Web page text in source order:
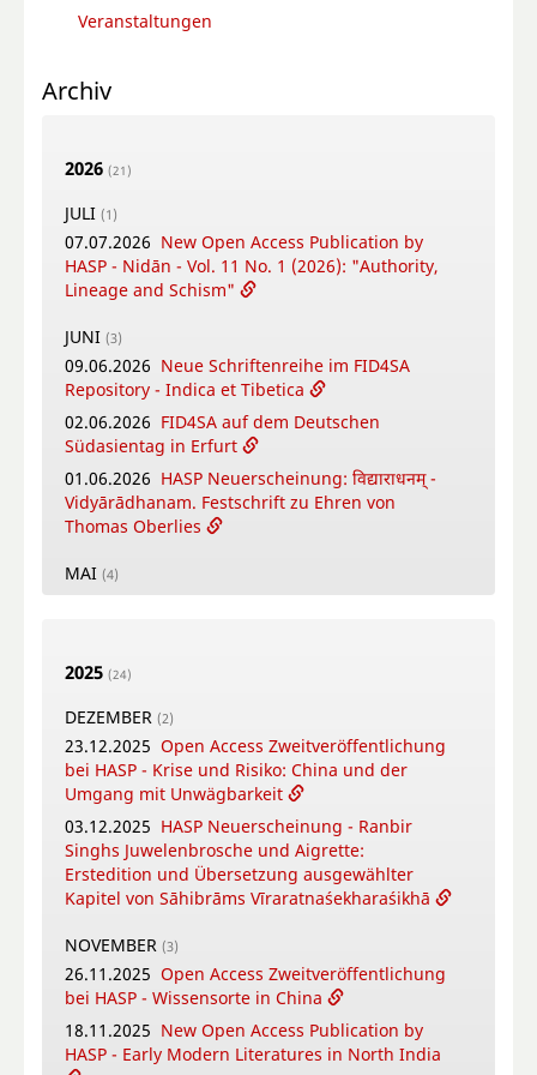
Veranstaltungen
Archiv
2026 (21)
JULI (1)
07.07.2026 New Open Access Publication by
HASP - Nidān - Vol. 11 No. 1 (2026): "Authority,
Lineage and Schism"
JUNI (3)
09.06.2026 Neue Schriftenreihe im FID4SA
Repository - Indica et Tibetica
02.06.2026 FID4SA auf dem Deutschen
Südasientag in Erfurt
01.06.2026 HASP Neuerscheinung: विद्याराधनम् -
Vidyārādhanam. Festschrift zu Ehren von
Thomas Oberlies
MAI (4)
in Worship
18.05.2026
Term 2026
12.05.2026
New Open Access Publication by
HASP - Coṉṉa Vaṇṇam Ceyta Perumāḷ Temple
Inscriptions, Kāñcipuram
12.05.2026 Video-Tutorial - Die digitalen
Textsammlungen des FID Südasien
APRIL
16.04.2026 Online-Book Launch: The
collaborative writing of: "Crafting Potency": A
metadisciplinary approach to Sowa Rigpa
14.04.2026 New Open Access Publication by
2025 (24)
DEZEMBER (2)
23.12.2025 Open Access Zweitveröffentlichung
bei HASP - Krise und Risiko: China und der
Umgang mit Unwägbarkeit
03.12.2025 HASP Neuerscheinung - Ranbir
Singhs Juwelenbrosche und Aigrette:
Erstedition und Übersetzung ausgewählter
Kapitel von Sāhibrāms Vīraratnaśekharaśikhā
NOVEMBER (3)
26.11.2025 Open Access Zweitveröffentlichung
bei HASP - Wissensorte in China
18.11.2025 New Open Access Publication by
HASP - Early Modern Literatures in North India